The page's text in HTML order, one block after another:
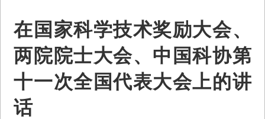
在国家科学技术奖励大会、
两院院士大会、中国科协第
十一次全国代表大会上的讲
话